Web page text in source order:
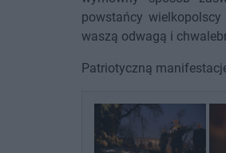
powstańcy
waszą odwagą i
Patriotyczną